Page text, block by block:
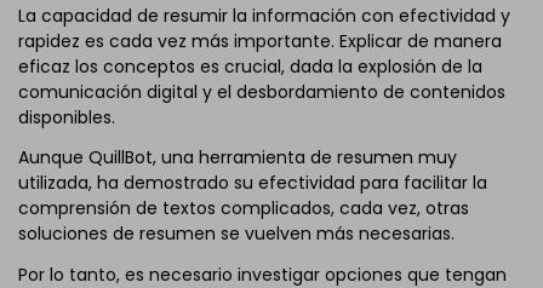
La capacidad de resumir la información con efectividad y
rapidez es cada vez más importante. Explicar de manera
eficaz los conceptos es crucial, dada la explosión de la
comunicación digital y el desbordamiento de contenidos
disponibles.
Aunque QuillBot, una herramienta de resumen muy
utilizada, ha demostrado su efectividad para facilitar la
comprensión de textos complicados, cada vez, otras
soluciones de resumen se vuelven más necesarias.
Por lo tanto, es necesario investigar opciones que tengan